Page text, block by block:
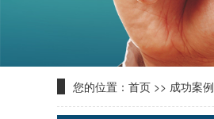
您的位置： 首页 >> 成功案例